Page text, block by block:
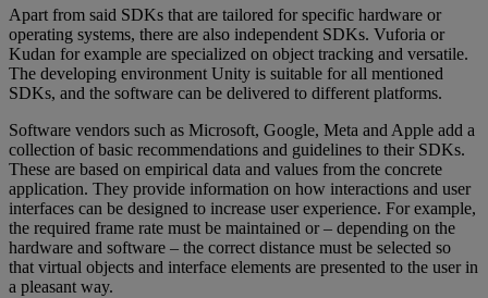
Apart from said SDKs that are tailored for specific hardware or
operating systems, there are also independent SDKs. Vuforia or
Kudan for example are specialized on object tracking and versatile.
The developing environment Unity is suitable for all mentioned
SDKs, and the software can be delivered to different platforms.
Software vendors such as Microsoft, Google, Meta and Apple add a
collection of basic recommendations and guidelines to their SDKs.
These are based on empirical data and values from the concrete
application. They provide information on how interactions and user
interfaces can be designed to increase user experience. For example,
the required frame rate must be maintained or – depending on the
hardware and software – the correct distance must be selected so
that virtual objects and interface elements are presented to the user in
a pleasant way.